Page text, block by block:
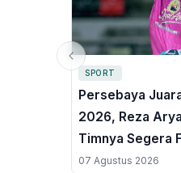
SPORT
Persebaya
2026, Reza
Timnya Segera
League
07 Agustus 2026